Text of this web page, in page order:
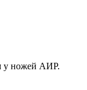
у ножей АИР.